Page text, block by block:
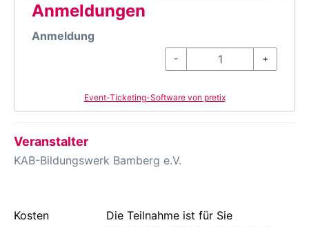
Anmeldungen
Anmeldung
- +
Event-Ticketing-Software von pretix
Veranstalter
KAB-Bildungswerk Bamberg e.V.
Kosten
Die Teilnahme ist für Sie